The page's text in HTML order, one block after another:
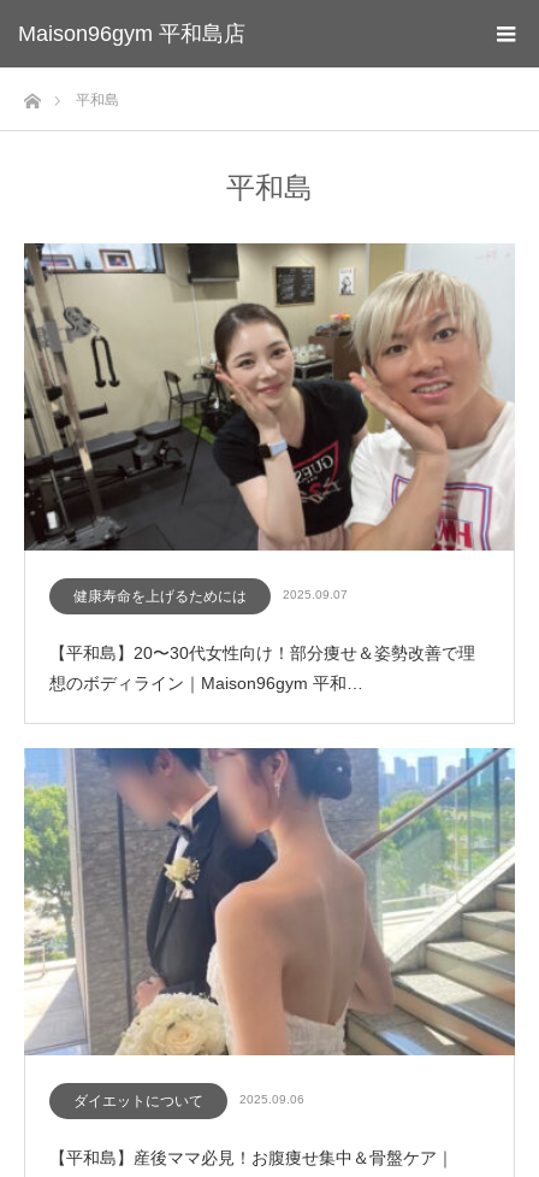
Maison96gym 平和島店
ホーム平和島
平和島
健康寿命を上げるためには 2025.09.07
【平和島】20〜30代女性向け！部分痩せ＆姿勢改善で理
想のボディライン｜Maison96gym 平和…
ダイエットについて 2025.09.06
【平和島】産後ママ必見！お腹痩せ集中＆骨盤ケア｜